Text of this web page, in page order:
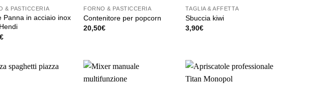
& PASTICCERIA
Panna in acciaio inox
FORNO & PASTICCERIA
Contenitore per popcorn
20,50€
TAGLIA & AFFETTA
Sbuccia kiwi
3,90€